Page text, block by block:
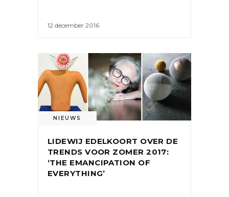
12 december 2016
NIEUWS
LIDEWIJ EDELKOORT OVER DE
TRENDS VOOR ZOMER 2017:
‘THE EMANCIPATION OF
EVERYTHING’